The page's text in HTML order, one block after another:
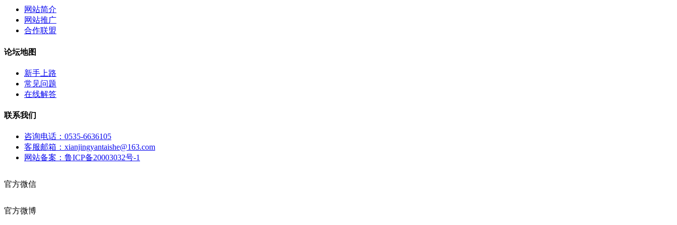
网站简介
网站推广
合作联盟
论坛地图
新手上路
常见问题
在线解答
联系我们
咨询电话：0535-6636105
客服邮箱：xianjingyantaishe@163.com
网站备案：鲁ICP备20003032号-1
官方微信
官方微博